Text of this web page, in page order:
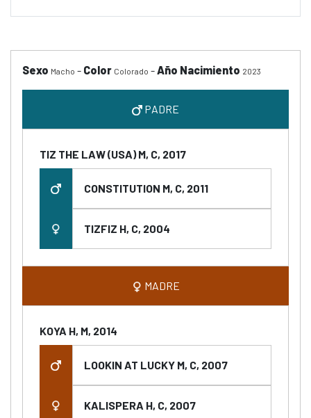
Sexo Macho - Color Colorado -Año Nacimiento 2023
PADRE
TIZ THE LAW (USA) M, C, 2017
CONSTITUTION M, C, 2011
TIZFIZ H, C, 2004
MADRE
KOYA H, M, 2014
LOOKIN AT LUCKY M, C, 2007
KALISPERA H, C, 2007